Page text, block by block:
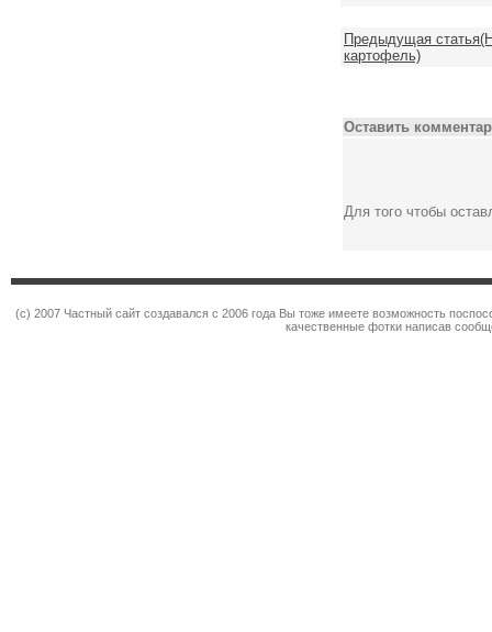
Предыдущая
картофель)
Оставить
Для того чтобы
(c) 2007 Частный сайт создавался с 2006 года Вы тоже имеете возможность
качественные фотки написав